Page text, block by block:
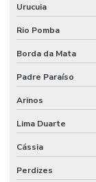
Urucuia
Rio Pomba
Borda da Mata
Padre Paraíso
Arinos
Lima Duarte
Cássia
Perdizes